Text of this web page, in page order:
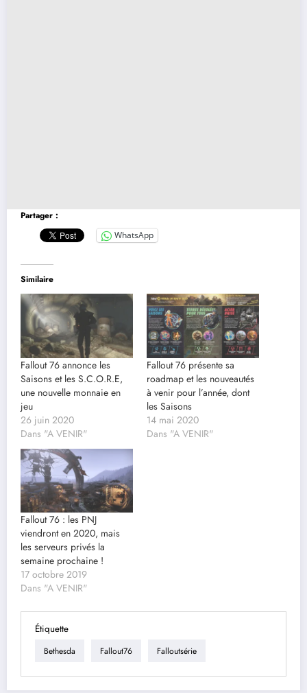
Partager :
WhatsApp
Similaire
Fallout 76 annonce les
Saisons et les S.C.O.R.E,
une nouvelle monnaie en
jeu
26 juin 2020
Dans "A VENIR"
Fallout 76 présente sa
roadmap et les nouveautés
à venir pour l’année, dont
les Saisons
14 mai 2020
Dans "A VENIR"
Fallout 76 : les PNJ
viendront en 2020, mais
les serveurs privés la
semaine prochaine !
17 octobre 2019
Dans "A VENIR"
Étiquette
Bethesda Fallout76 Falloutsérie